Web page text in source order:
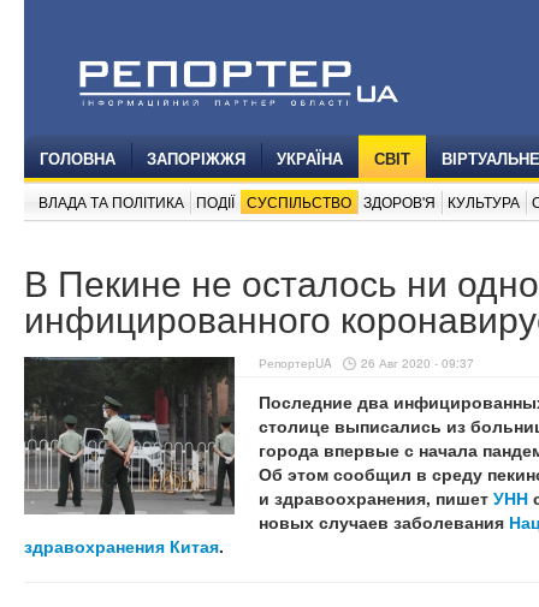
ГОЛОВНА ЗАПОРІЖЖЯ УКРАЇНА СВІТ
ВЛАДА ТА ПОЛІТИКА ПОДІЇ СУСПІЛЬСТВО ЗДОРОВ'Я КУЛЬТУРА
В Пекине не осталось ни
инфицированного
РепортерUA 26 Авг 2020 - 09:37
Последние два
столице выписались из
города впервые с начала
Об этом сообщил в среду
и здравоохранения, пишет УНН
новых случаев заболевания
здравохранения Китая.